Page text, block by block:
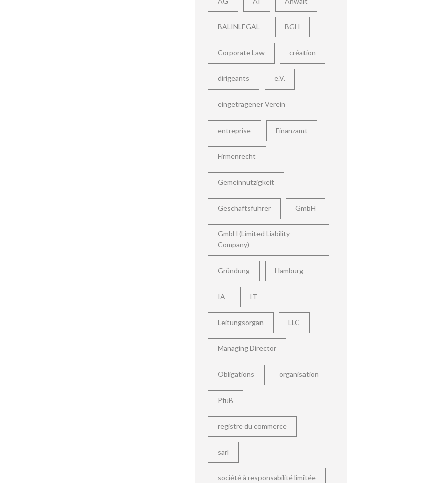
BALINLEGAL BGH
Corporate Law création
dirigeants e.V.
eingetragener Verein
entreprise Finanzamt
Firmenrecht
Gemeinnützigkeit
Geschäftsführer GmbH
GmbH (Limited Liability
Company)
Gründung Hamburg
IA IT
Leitungsorgan LLC
Managing Director
Obligations organisation
PfüB
registre du commerce
sarl
société à responsabilité limitée